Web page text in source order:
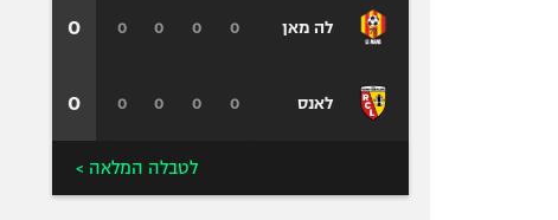
לה מאן
לאנס
0
0
0
0
0
0
0
0
0
0
לטבלה המלאה >